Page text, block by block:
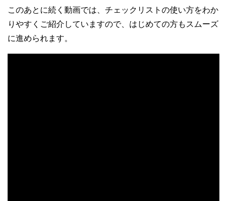
このあとに続く動画では、チェックリストの使い方をわか
りやすくご紹介していますので、はじめての方もスムーズ
に進められます。